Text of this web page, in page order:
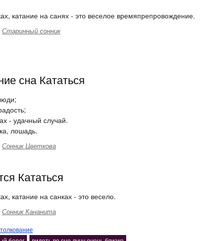
катание на санях - это веселое времяпрепровождение.
Старинный сонник
сна Кататься
- удачный случай.
лошадь.
Сонник Цветкова
Кататься
катание на санках - это весело.
Сонник Кананита